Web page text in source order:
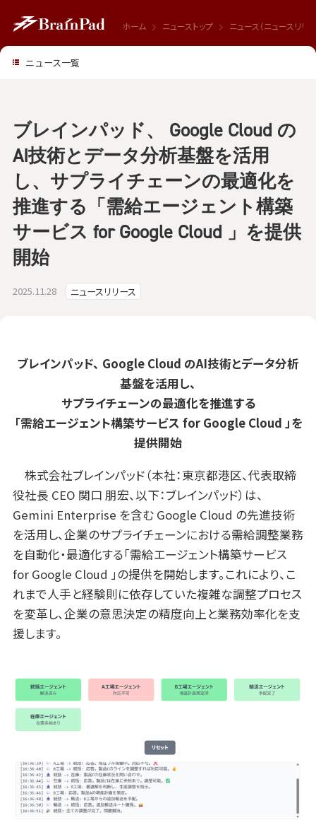
ホーム ニューストップ ニュース（ニュースリリー
2025.11.28 ニュースリリース
ブレインパッド、 Google Cloud の
AI技術とデータ分析基盤を活用
し、サプライチェーンの最適化を
推進する「需給エージェント構築
サービス for Google Cloud 」を提供
開始
ブレインパッド、 Google Cloud のAI技術とデータ分析
基盤を活用し、
サプライチェーンの最適化を推進する
「需給エージェント構築サービス for Google Cloud 」を
提供開始
株式会社ブレインパッド（本社：東京都港区、代表取締
役社長 CEO 関口 朋宏、以下：ブレインパッド）は、
Gemini Enterprise を含む Google Cloud の先進技術
を活用し、企業のサプライチェーンにおける需給調整業務
を自動化・最適化する「需給エージェント構築サービス
for Google Cloud 」の提供を開始します。これにより、こ
れまで人手と経験則に依存していた複雑な調整プロセス
を変革し、企業の意思決定の精度向上と業務効率化を支
援します。
ニュース一覧